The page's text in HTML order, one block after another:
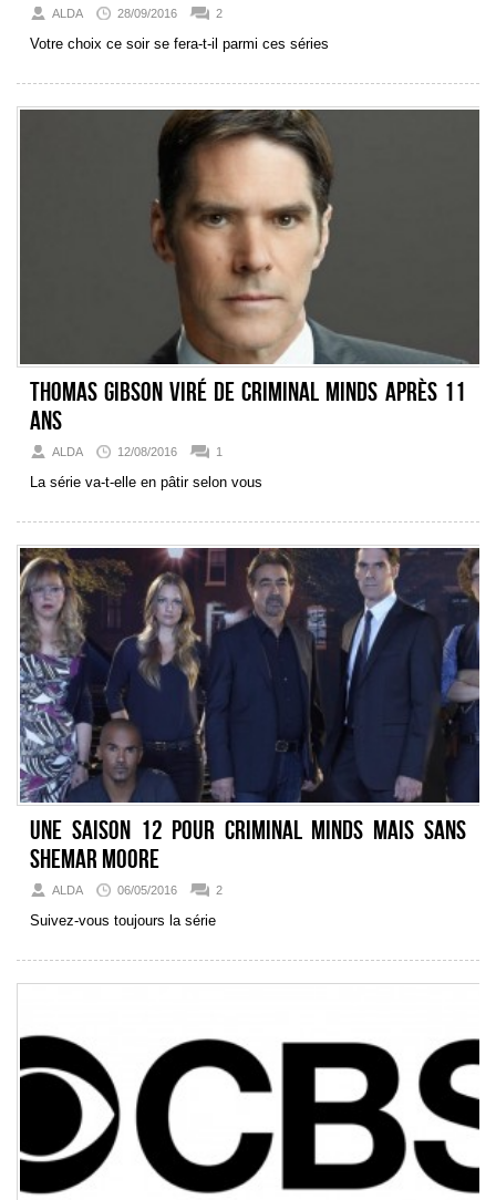
ALDA 28/09/2016 2
Votre choix ce soir se fera-t-il parmi ces séries
Thomas Gibson viré de Criminal Minds après 11
ans
ALDA 12/08/2016 1
La série va-t-elle en pâtir selon vous
Une saison 12 pour Criminal Minds mais sans
Shemar Moore
ALDA 06/05/2016 2
Suivez-vous toujours la série